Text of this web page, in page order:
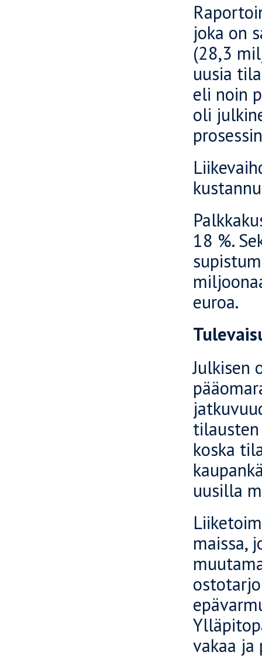
joka on
(28,3
uusia
eli noin
oli
18 %.
euroa.
Julkisen
koska
uusilla
maissa,
vakaa